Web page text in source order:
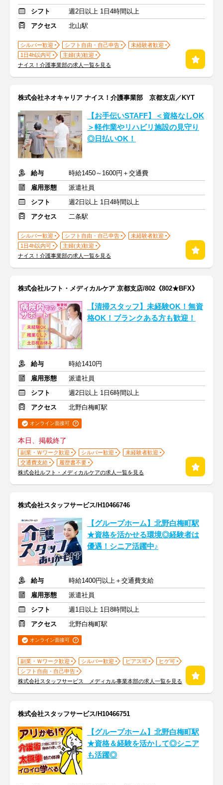
シフト
週2日以上 1日4時間以上
アクセス
北山駅
シルバー歓迎 シフト自由・自己申告
未経験者歓迎
1日4h以内可
主婦(夫)歓迎
ナイス！介護事業部の求人一覧を見る
株式会社ネオキャリア ナイス！介護事業部 京都支店／KYT
【お手伝いSTAFF】＜資格なしOK
＞軽作業やリハビリ施設の見守り
◎日払いOK！
給与
時給1450～1600円＋交通費
雇用形態
派遣社員
シフト
週2日以上 1日4時間以上
アクセス
二条駅
シルバー歓迎 シフト自由・自己申告
未経験者歓迎
1日4h以内可
主婦(夫)歓迎
ナイス！介護事業部の求人一覧を見る
株式会社ルフト・メディカルケア 京都支店/802《802★BFX》
【清掃スタッフ】未経験OK！無資
格OK！ブランクある方も歓迎！
給与
時給1410円
雇用形態
派遣社員
シフト
週2日以上 1日6時間以上
アクセス
北野白梅町駅
オンライン面接可
本日、掲載終了
副業・Ｗワーク歓迎 シルバー歓迎
未経験者歓迎
交通費支給
履歴書不要
株式会社ルフト・メディカルケアの求人一覧を見る
株式会社スタッフサービス/H10466746
【グループホーム】北野白梅町駅
★資格を活かせる環境◎経験者は
優遇！シニア活躍中♪
給与
時給1400円以上＋交通費支給
雇用形態
派遣社員
シフト
週1日以上 1日8時間以上
アクセス
北野白梅町駅
オンライン面接可
副業・Ｗワーク歓迎 シルバー歓迎 ピアス可
ヒゲ可
シフト自由・自己申告
株式会社スタッフサービス メディカル事業本部の求人一覧を見る
株式会社スタッフサービス/H10466751
【グループホーム】北野白梅町駅
★資格＆経験を活かして◎シニア
も活躍◎